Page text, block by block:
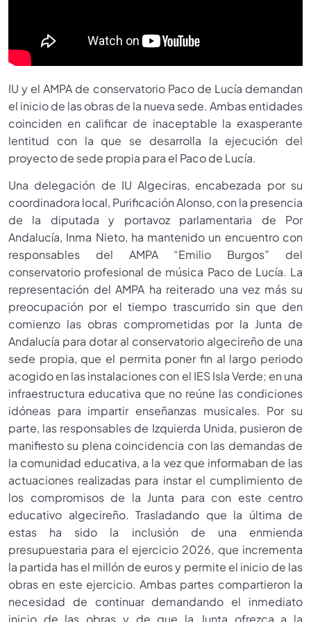
IU y el AMPA de conservatorio Paco de Lucía demandan
el inicio de las obras de la nueva sede. Ambas entidades
coinciden en calificar de inaceptable la exasperante
lentitud con la que se desarrolla la ejecución del
proyecto de sede propia para el Paco de Lucía.
Una delegación de IU Algeciras, encabezada por su
coordinadora local, Purificación Alonso, con la presencia
de la diputada y portavoz parlamentaria de Por
Andalucía, Inma Nieto, ha mantenido un encuentro con
responsables del AMPA “Emilio Burgos” del
conservatorio profesional de música Paco de Lucía. La
representación del AMPA ha reiterado una vez más su
preocupación por el tiempo trascurrido sin que den
comienzo las obras comprometidas por la Junta de
Andalucía para dotar al conservatorio algecireño de una
sede propia, que el permita poner fin al largo periodo
acogido en las instalaciones con el IES Isla Verde; en una
infraestructura educativa que no reúne las condiciones
idóneas para impartir enseñanzas musicales. Por su
parte, las responsables de Izquierda Unida, pusieron de
manifiesto su plena coincidencia con las demandas de
la comunidad educativa, a la vez que informaban de las
actuaciones realizadas para instar el cumplimiento de
los compromisos de la Junta para con este centro
educativo algecireño. Trasladando que la última de
estas ha sido la inclusión de una enmienda
presupuestaria para el ejercicio 2026, que incrementa
la partida has el millón de euros y permite el inicio de las
obras en este ejercicio. Ambas partes compartieron la
necesidad de continuar demandando el inmediato
inicio de las obras y de que la Junta ofrezca a la